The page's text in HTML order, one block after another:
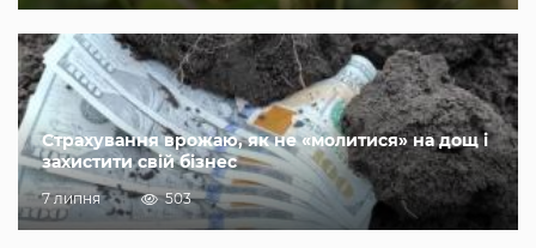
Страхування врожаю, як не «молитися» на дощ і
захистити свій бізнес
7 липня 503